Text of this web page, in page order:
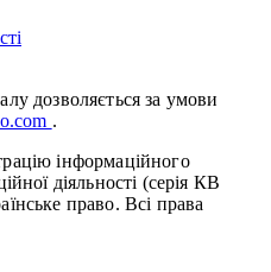
дозволяється за умови
.
інформаційного
діяльності (серія КВ
право. Всі права